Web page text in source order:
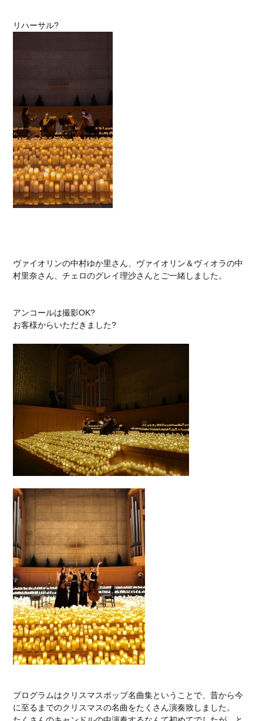
リハーサル?
ヴァイオリンの中村ゆか里さん、ヴァイオリン＆ヴィオラの中
村里奈さん、チェロのグレイ理沙さんとご一緒しました。
アンコールは撮影OK?
お客様からいただきました?
プログラムはクリスマスポップ名曲集ということで、昔から今
に至るまでのクリスマスの名曲をたくさん演奏致しました。